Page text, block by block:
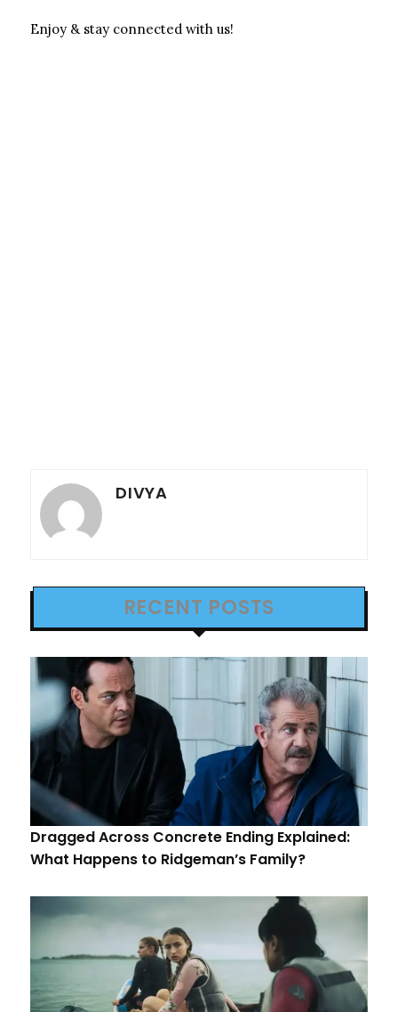
Enjoy & stay connected with us!
DIVYA
RECENT POSTS
Dragged Across Concrete Ending Explained:
What Happens to Ridgeman’s Family?